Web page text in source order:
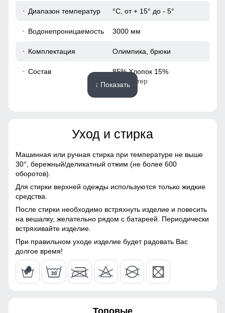
Капюшон надежно защищает от различных внешних
факторов, таких как снег, дождь, ветер.
Фиксатор
Фиксатор служит для регулирования объема голени
54 (XXL)
64
Диапазон температур °С, от + 15° до - 5°
Водонепроницаемость 3000 мм
Комплектация Олимпика, брюки
Состав
85% Хлопок 15%
Полиэстер
Хлопок, Трикотаж,
Полиэстер, Экологичные
Материал подкладки Флис/Начес
Материал подкладки
брюк
Флис/Начес
Фактура материала рубчиковая
Конструктивные особенности
Покрой свободный
Длинный
↓ Показать
Уход и стирка
Машинная или ручная стирка при температуре не выше
30°, бережный/деликатный отжим (не более 600
оборотов).
Для стирки верхней одежды используются только жидкие
средства.
После стирки необходимо встряхнуть изделие и повесить
на вешалку, желательно рядом с батареей. Периодически
встряхивайте изделие.
При правильном уходе изделие будет радовать Вас
долгое время!
Топовые